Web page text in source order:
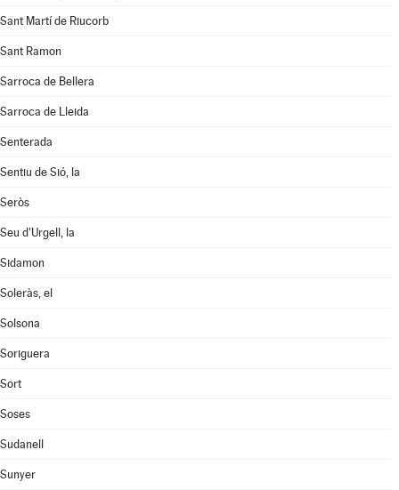
Sant Martí de Riucorb
Sant Ramon
Sarroca de Bellera
Sarroca de Lleida
Senterada
Sentiu de Sió, la
Seròs
Seu d'Urgell, la
Sidamon
Soleràs, el
Solsona
Soriguera
Sort
Soses
Sudanell
Sunyer